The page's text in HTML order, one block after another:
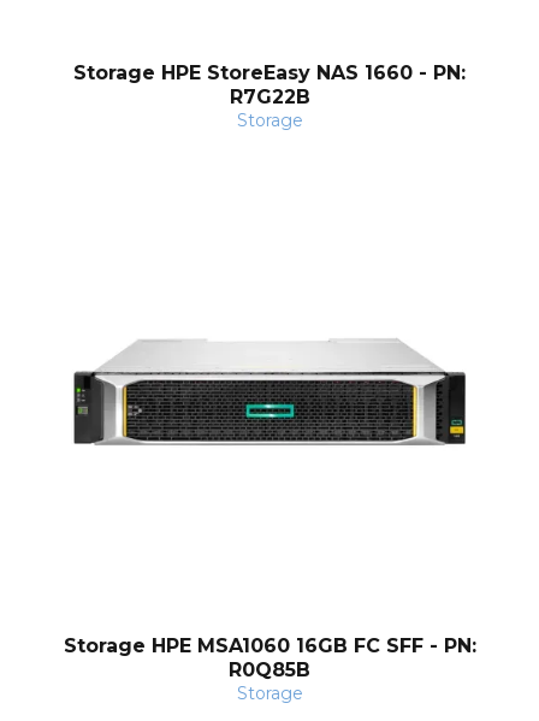
Storage HPE StoreEasy NAS 1660 - PN:
R7G22B
Storage
Storage HPE MSA1060 16GB FC SFF - PN:
R0Q85B
Storage